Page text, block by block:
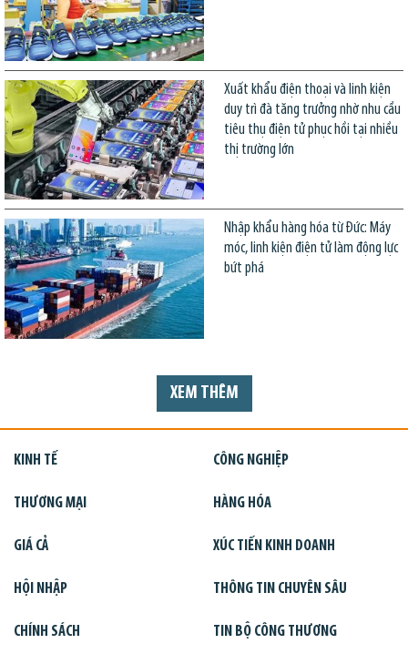
Xuất khẩu điện thoại và linh kiện
duy trì đà tăng trưởng nhờ nhu cầu
tiêu thụ điện tử phục hồi tại nhiều
thị trường lớn
Nhập khẩu hàng hóa từ Đức: Máy
móc, linh kiện điện tử làm động lực
bứt phá
XEM THÊM
KINH TẾ CÔNG NGHIỆP
THƯƠNG MẠI HÀNG HÓA
GIÁ CẢ XÚC TIẾN KINH DOANH
HỘI NHẬP THÔNG TIN CHUYÊN SÂU
CHÍNH SÁCH TIN BỘ CÔNG THƯƠNG